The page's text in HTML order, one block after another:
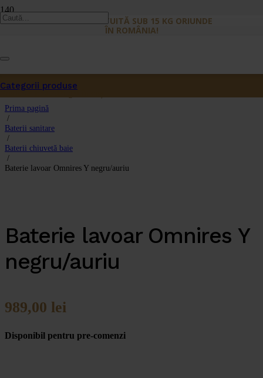
LIVRARE GRATUITĂ SUB 15 KG ORIUNDE
ÎN ROMÂNIA!
Produsa fost adăugat în coș.
Categorii produse
Prima pagină
/
Baterii sanitare
/
Baterii chiuvetă baie
/
Baterie lavoar Omnires Y negru/auriu
Baterie lavoar Omnires Y
negru/auriu
989,00 lei
Disponibil pentru pre-comenzi